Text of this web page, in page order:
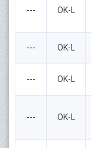
--- OK-L
--- OK-L
--- OK-L
--- OK-L